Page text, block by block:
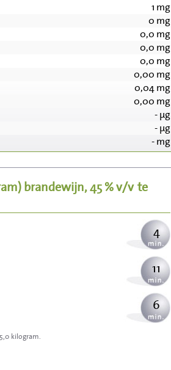
1 mg
0 mg
0,0 mg
0,0 mg
0,0 mg
0,00 mg
0,04mg
0,00 mg
-µg
-µg
-mg
brandewijn, 45 % v/v te
40
4
11
6
kilogram.